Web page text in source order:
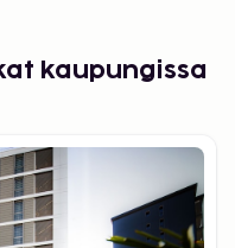
kaupungissa